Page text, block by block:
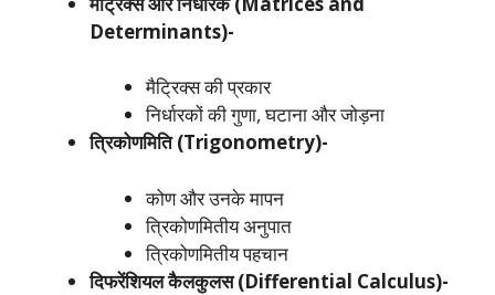
Determinants)-
मैट्रिक्स की प्रकार
निर्धारकों की गुणा, घटाना और जोड़ना
त्रिकोणमिति (Trigonometry)-
कोण और उनके मापन
त्रिकोणमितीय अनुपात
त्रिकोणमितीय पहचान
दिफरेंशियल कैलकुलस (Differential Calculus)-